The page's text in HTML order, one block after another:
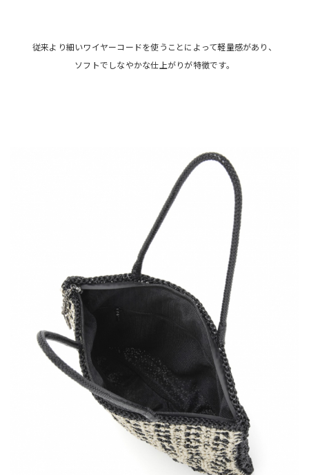
従来より細いワイヤーコードを使うことによって軽量感があり、
ソフトでしなやかな仕上がりが特徴です。